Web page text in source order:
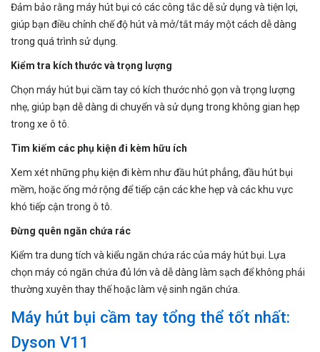
Đảm bảo rằng máy hút bụi có các công tắc dễ sử dụng và tiện lợi,
giúp bạn điều chỉnh chế độ hút và mở/tắt máy một cách dễ dàng
trong quá trình sử dụng.
Kiểm tra kích thước và trọng lượng
Chọn máy hút bụi cầm tay có kích thước nhỏ gọn và trọng lượng
nhẹ, giúp bạn dễ dàng di chuyển và sử dụng trong không gian hẹp
trong xe ô tô.
Tìm kiếm các phụ kiện đi kèm hữu ích
Xem xét những phụ kiện đi kèm như đầu hút phẳng, đầu hút bụi
mềm, hoặc ống mở rộng để tiếp cận các khe hẹp và các khu vực
khó tiếp cận trong ô tô.
Đừng quên ngăn chứa rác
Kiểm tra dung tích và kiểu ngăn chứa rác của máy hút bụi. Lựa
chọn máy có ngăn chứa đủ lớn và dễ dàng làm sạch để không phải
thường xuyên thay thế hoặc làm vệ sinh ngăn chứa.
Máy hút bụi cầm tay tổng thể tốt nhất:
Dyson V11